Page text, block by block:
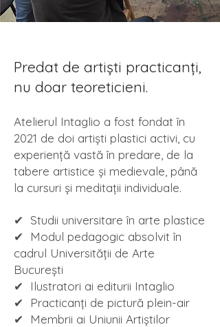
Predat de artiști practicanți,
nu doar teoreticieni.
Atelierul Intaglio a fost fondat în
2021 de doi artiști plastici activi, cu
experiență vastă în predare, de la
tabere artistice și medievale, până
la cursuri și meditații individuale.
✔ Studii universitare în arte plastice
✔ Modul pedagogic absolvit în
cadrul Universității de Arte
București
✔ Ilustratori ai editurii Intaglio
✔ Practicanți de pictură plein-air
✔ Membrii ai Uniunii Artiștilor